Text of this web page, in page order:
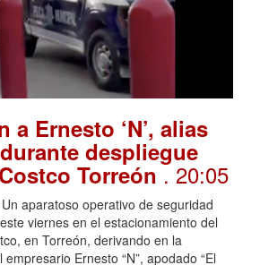
a Ernesto ‘N’, alias
durante despliegue
Torreón. 20:05
aparatoso operativo de seguridad
viernes en el estacionamiento del
en Torreón, derivando en la
Ernesto “N”, apodado “El